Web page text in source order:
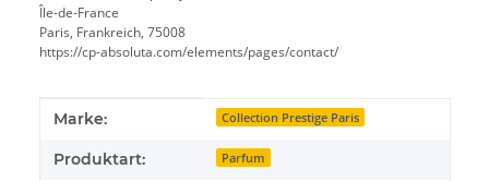
Île-de-France
Paris, Frankreich, 75008
https://cp-absoluta.com/elements/pages/contact/
Produkteigenschaft
Wert
Marke: Collection Prestige Paris
Produktart: Parfum